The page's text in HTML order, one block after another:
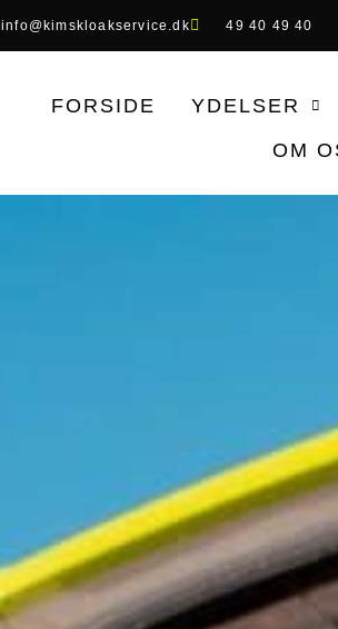
info@kimskloakservice.dk 49 40 49 40
FORSIDE YDELSER
OM